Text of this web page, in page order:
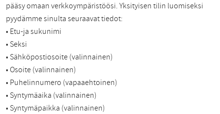
pääsy omaan verkkoympäristöösi. Yksityisen tilin luomiseksi
pyydämme sinulta seuraavat tiedot:
• Etu-ja sukunimi
• Seksi
• Sähköpostiosoite (valinnainen)
• Osoite (valinnainen)
• Puhelinnumero (vapaaehtoinen)
• Syntymäaika (valinnainen)
• Syntymäpaikka (valinnainen)